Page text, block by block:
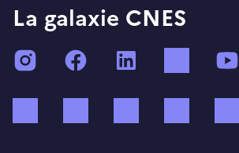
La galaxie CNES
InstagramFacebook TikTok